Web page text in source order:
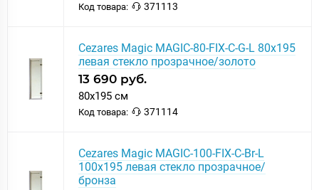
Код товара: 371113
Cezares Magic MAGIC-80-FIX-C-G-L 80x195
левая стекло прозрачное/золото
13 690 руб.
80x195 см
Код товара: 371114
Cezares Magic MAGIC-100-FIX-C-Br-L
100x195 левая стекло прозрачное/
бронза